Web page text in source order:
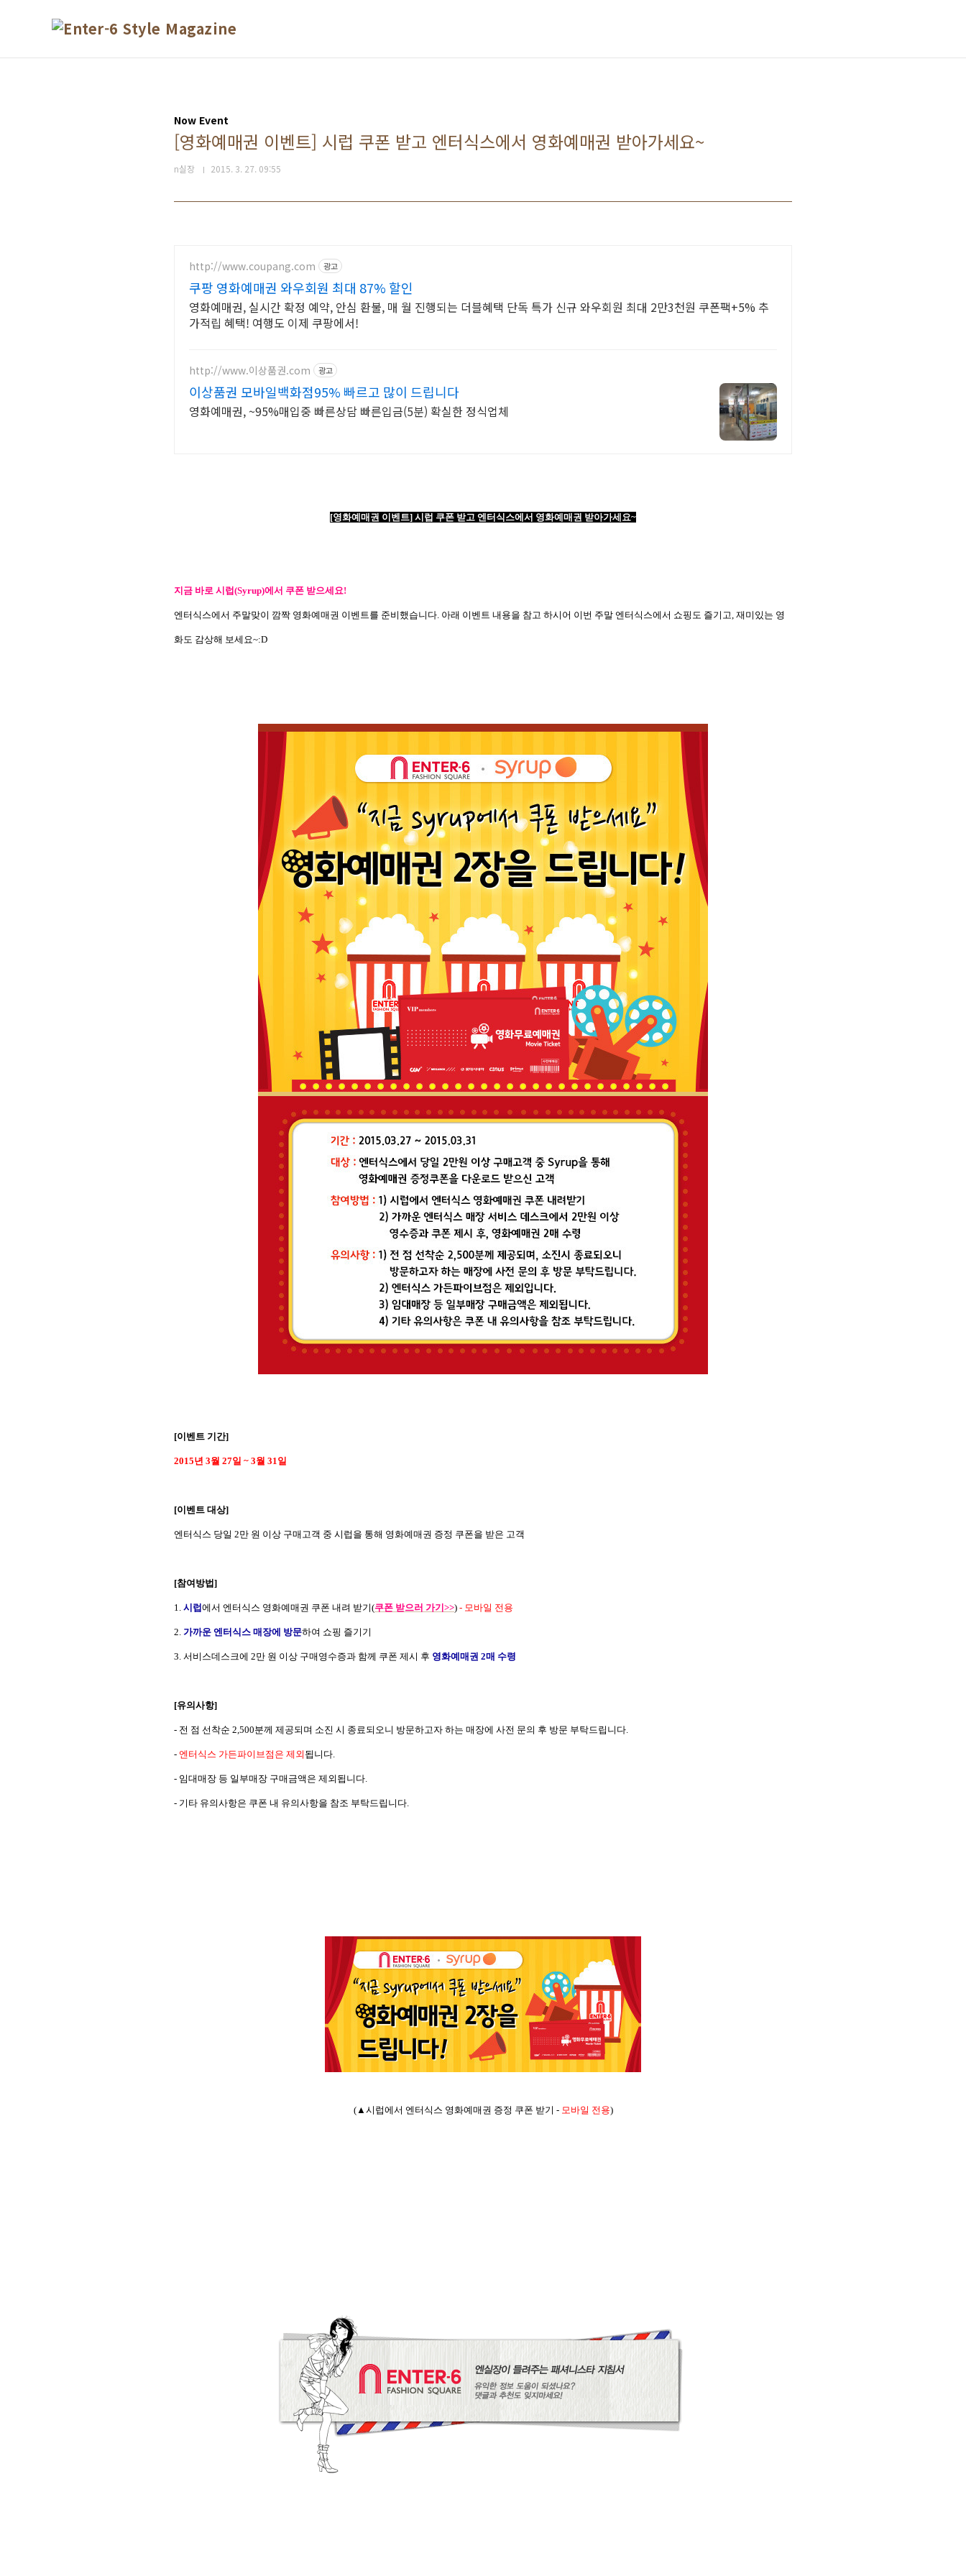
Now Event
[영화예매권 이벤트] 시럽 쿠폰 받고 엔터식스에서 영화예매권 받아가세요~
n실장 2015. 3. 27. 09:55
http://www.coupang.com 광고
쿠팡 영화예매권 와우회원 최대 87% 할인
영화예매권, 실시간 확정 예약, 안심 환불, 매 월 진행되는 더블혜택 단독 특가 신규 와우회원 최대 2만3천원 쿠폰팩+5% 추
가적립 혜택! 여행도 이제 쿠팡에서!
http://www.이상품권.com 광고
이상품권 모바일백화점95% 빠르고 많이 드립니다
영화예매권, ~95%매입중 빠른상담 빠른입금(5분) 확실한 정식업체
[영화예매권 이벤트] 시럽 쿠폰 받고 엔터식스에서 영화예매권 받아가세요~
지금 바로 시럽 (Syrup)에서 쿠폰 받으세요!
엔터식스에서 주말맞이 깜짝 영화예매권 이벤트를 준비했습니다. 아래 이벤트 내용을 참고 하시어 이번 주말 엔터식스에서 쇼핑도 즐기고, 재미있는 영
화도 감상해 보세요~:D
[이벤트 기간]
2015년 3월 27일 ~ 3월 31일
[이벤트 대상]
엔터식스 당일 2만 원 이상 구매고객 중 시럽을 통해 영화예매권 증정 쿠폰을 받은 고객
[참여방법 ]
1. 시럽 에서 엔터식스 영화예매권 쿠폰 내려 받기(쿠폰 받으러 가기 >>) - 모바일 전용
2. 가까운 엔터식스 매장에 방문하여 쇼핑 즐기기
3. 서비스데스크에 2만 원 이상 구매영수증과 함께 쿠폰 제시 후 영화예매권 2매 수령
[유의사항]
- 전 점 선착순 2,500분께 제공되며 소진 시 종료되오니 방문하고자 하는 매장에 사전 문의 후 방문 부탁드립니다.
- 엔터식스 가든파이브점은 제외 됩니다.
- 임대매장 등 일부매장 구매금액은 제외됩니다.
- 기타 유의사항은 쿠폰 내 유의사항을 참조 부탁드립니다.
(▲ 시럽에서 엔터식스 영화예매권 증정 쿠폰 받기 - 모바일 전용)